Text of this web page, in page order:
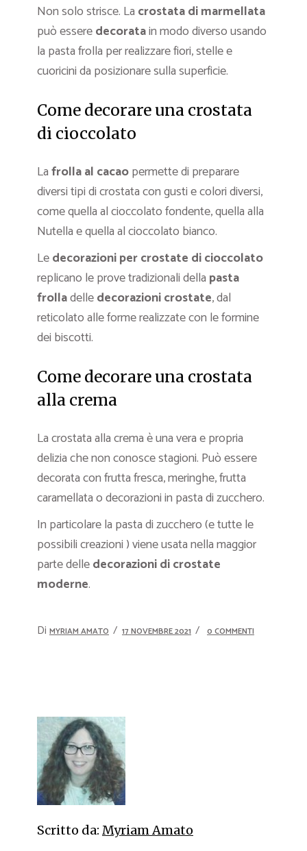
Non solo strisce. La crostata di marmellata
può esseredecoratain modo diverso usando
la pasta frolla per realizzare fiori, stelle e
cuoricini da posizionare sulla superficie.
Come decorare una crostata
di cioccolato
Lafrolla al cacaopermette di preparare
diversi tipi di crostata con gusti e colori diversi,
come quella al cioccolato fondente, quella alla
Nutella e quella al cioccolato bianco.
Ledecorazioni per crostate di cioccolato
replicano le prove tradizionali della pasta
frolladelledecorazionicrostate, dal
reticolato alle forme realizzate con le formine
dei biscotti.
Come decorare una crostata
alla crema
La crostata alla crema è una vera e propria
delizia che non conosce stagioni. Può essere
decorata con frutta fresca, meringhe, frutta
caramellata o decorazioni in pasta di zucchero.
In particolare la pasta di zucchero (e tutte le
possibili creazioni ) viene usata nella maggior
parte delledecorazioni di crostate
moderne.
Di MYRIAM AMATO 17 NOVEMBRE 2021 0 COMMENTI
Scritto da: Myriam Amato